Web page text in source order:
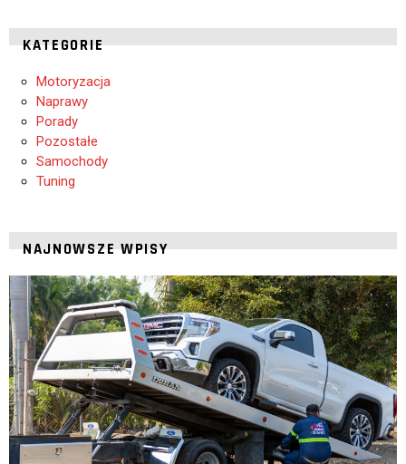
KATEGORIE
Motoryzacja
Naprawy
Porady
Pozostałe
Samochody
Tuning
NAJNOWSZE WPISY